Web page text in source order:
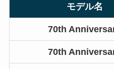
モデル名
70th
70th